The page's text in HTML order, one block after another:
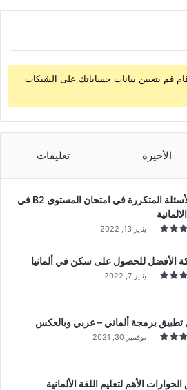
قم بتعيين بيانات حساباتك على الشبكات
الأخيرة تعليقات
أهم الأسئلة المتكررة في امتحان المستوى B2 في
يناير 13, 2022
الأفضل للحصول على سكن في ألمانيا
يناير 7, 2022
برمجة ألماني – عربي وبالعكس
نوفمبر 30, 2021
الأهم لتعليم اللغة الألمانية